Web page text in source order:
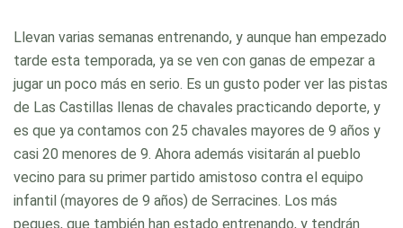
Llevan varias semanas entrenando, y aunque han empezado
tarde esta temporada, ya se ven con ganas de empezar a
jugar un poco más en serio. Es un gusto poder ver las pistas
de Las Castillas llenas de chavales practicando deporte, y
es que ya contamos con 25 chavales mayores de 9 años y
casi 20 menores de 9. Ahora además visitarán al pueblo
vecino para su primer partido amistoso contra el equipo
infantil (mayores de 9 años) de Serracines. Los más
peques, que también han estado entrenando, y tendrán